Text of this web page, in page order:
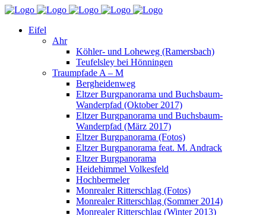
Eifel
Ahr
Köhler- und Loheweg (Ramersbach)
Teufelsley bei Hönningen
Traumpfade A – M
Bergheidenweg
Eltzer Burgpanorama und Buchsbaum-
Wanderpfad (Oktober 2017)
Eltzer Burgpanorama und Buchsbaum-
Wanderpfad (März 2017)
Eltzer Burgpanorama (Fotos)
Eltzer Burgpanorama feat. M. Andrack
Eltzer Burgpanorama
Heidehimmel Volkesfeld
Hochbermeler
Monrealer Ritterschlag (Fotos)
Monrealer Ritterschlag (Sommer 2014)
Monrealer Ritterschlag (Winter 2013)